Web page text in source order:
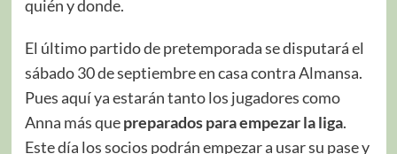
quién y donde.
El último partido de pretemporada se disputará el
sábado 30 de septiembre en casa contra Almansa.
Pues aquí ya estarán tanto los jugadores como
Anna más quepreparados para empezar la liga.
Este día los socios podrán empezar a usar su pase y